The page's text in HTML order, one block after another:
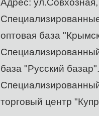
Адрес:
оптовая база
база "Русский
торговый центр